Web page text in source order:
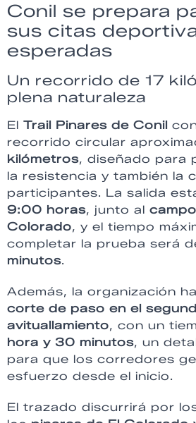
Conil se prepara
sus citas
esperadas
Un recorrido de 17
plena naturaleza
El Trail Pinares de Conil
recorrido circular
kilómetros, diseñado para
la resistencia y también la
participantes. La salida
9:00 horas, junto al
Colorado, y el tiempo
completar la prueba será
minutos.
Además, la organización
corte de paso en el
avituallamiento, con un
hora y 30 minutos, un
para que los corredores
esfuerzo desde el inicio.
El trazado discurrirá por